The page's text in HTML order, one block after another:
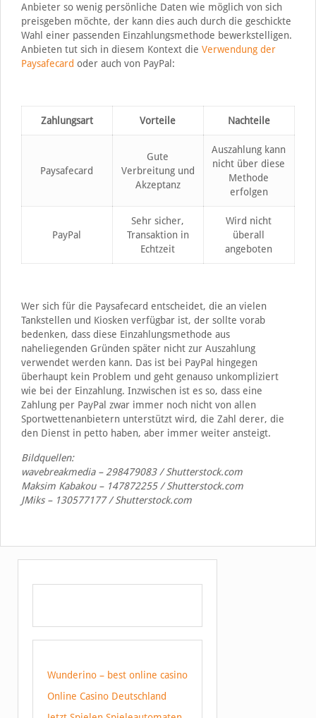
Anbieter so wenig persönliche Daten wie möglich von sich
preisgeben möchte, der kann dies auch durch die geschickte
Wahl einer passenden Einzahlungsmethode bewerkstelligen.
Anbieten tut sich in diesem Kontext die Verwendung der
Paysafecard oder auch von PayPal:
Zahlungsart Vorteile Nachteile
Paysafecard
Gute
Verbreitung und
Akzeptanz
Auszahlung kann
nicht über diese
Methode
erfolgen
PayPal
Sehr sicher,
Transaktion in
Echtzeit
Wird nicht
überall
angeboten
Wer sich für die Paysafecard entscheidet, die an vielen
Tankstellen und Kiosken verfügbar ist, der sollte vorab
bedenken, dass diese Einzahlungsmethode aus
naheliegenden Gründen später nicht zur Auszahlung
verwendet werden kann. Das ist bei PayPal hingegen
überhaupt kein Problem und geht genauso unkompliziert
wie bei der Einzahlung. Inzwischen ist es so, dass eine
Zahlung per PayPal zwar immer noch nicht von allen
Sportwettenanbietern unterstützt wird, die Zahl derer, die
den Dienst in petto haben, aber immer weiter ansteigt.
Bildquellen:
wavebreakmedia – 298479083 / Shutterstock.com
Maksim Kabakou – 147872255 / Shutterstock.com
JMiks – 130577177 / Shutterstock.com
Wunderino – best online casino
Online Casino Deutschland